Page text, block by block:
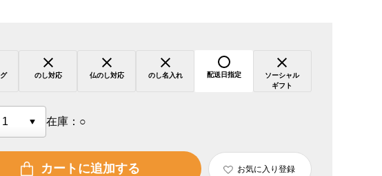
のし対応 仏のし対応 のし名入れ 配送日指定
ソーシャル
ギフト
在庫： ○
カートに追加する お気に入り登録